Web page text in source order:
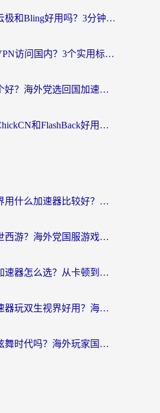
海外党必看：云极和Bling好用吗？3分钟教你选对回国加速器
从澳门用什么VPN访问国内？3个实用标准帮你避开坑，无缝刷剧听歌
穿梭和银河哪个好？海外党选回国加速器的避坑指南，附番茄加速器实测体验
海外党必看：ChickCN和FlashBack好用吗？3招教你选对回国加速器（附云极、HomeCN、斧牛vs艾果对比）
英国玩双生视界用什么加速器比较好？海外党亲测有效的国服游戏加速方案
泰国怎么玩傲世西游？海外党国服游戏加速终极攻略（附光明大陆量子特攻实测）
国外光明大陆加速器怎么选？从卡顿到丝滑的终极指南（含德国玩走开外星人墨西哥玩俄罗斯方块技巧）
在国外什么加速器玩双生视界好用？海外党亲测不踩坑的终极指南
在国外可以打炫舞时代吗？海外玩家国服游戏加速全攻略（附实测推荐）